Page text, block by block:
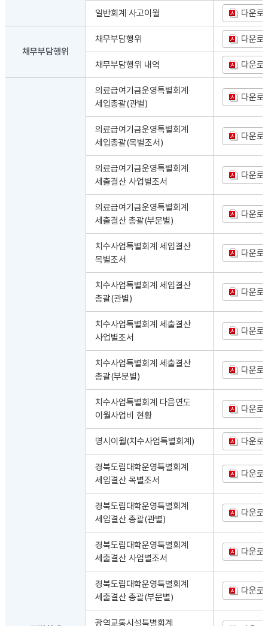
일반회계 사고이월 다운로
채무부담행위
채무부담행위 다운로
채무부담행위 내역 다운로
의료급여기금운영특별회계
세입총괄(관별)
다운로
의료급여기금운영특별회계
세입총괄(목별조서)
다운로
의료급여기금운영특별회계
세출결산 사업별조서
다운로
의료급여기금운영특별회계
세출결산 총괄(부문별)
다운로
치수사업특별회계 세입결산
목별조서
다운로
치수사업특별회계 세입결산
총괄(관별)
다운로
치수사업특별회계 세출결산
사업별조서
다운로
치수사업특별회계 세출결산
총괄(부분별)
다운로
치수사업특별회계 다음연도
이월사업비 현황
다운로
명시이월(치수사업특별회계) 다운로
경북도립대학운영특별회계
세입결산 목별조서
다운로
경북도립대학운영특별회계
세입결산 총괄(관별)
다운로
경북도립대학운영특별회계
세출결산 사업별조서
다운로
경북도립대학운영특별회계
세출결산 총괄(부문별)
다운로
광역교통시설특별회계